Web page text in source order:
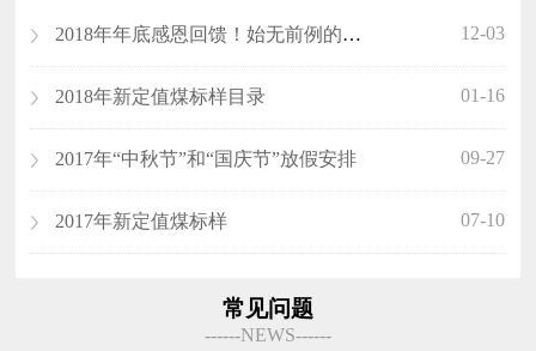
2018年年底感恩回馈！始无前例的优惠！ 12-03
2018年新定值煤标样目录 01-16
​2017年“中秋节”和“国庆节”放假安排 09-27
2017年新定值煤标样 07-10
常见问题
------NEWS------